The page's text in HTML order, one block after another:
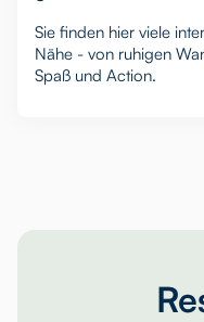
Sie finden hier viele
Nähe - von ruhigen
Spaß und Action.